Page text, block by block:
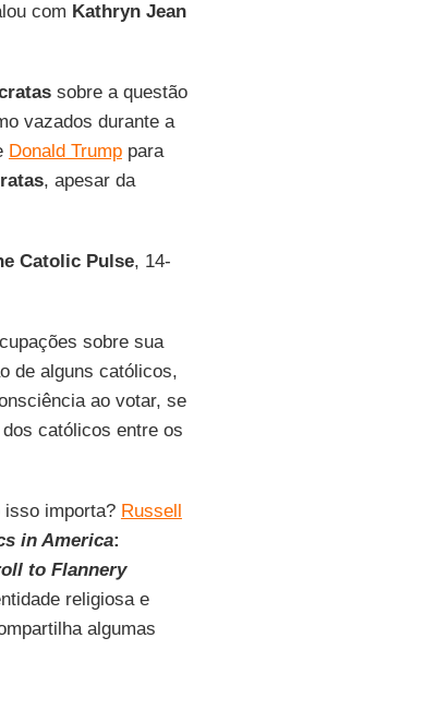
com Kathryn Jean
sobre a questão
vazados durante a
Donald Trumppara
, apesar da
Catolic Pulse, 14-
sobre sua
de alguns católicos,
ao votar, se
católicos entre os
isso importa? Russell
in America:
to Flannery
religiosa e
algumas